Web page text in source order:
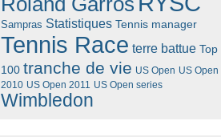
Sampras Statistiques Tennis manager
Tennis Race terre battue Top
100 tranche de vie US Open US Open
2010 US Open 2011 US Open series
Wimbledon